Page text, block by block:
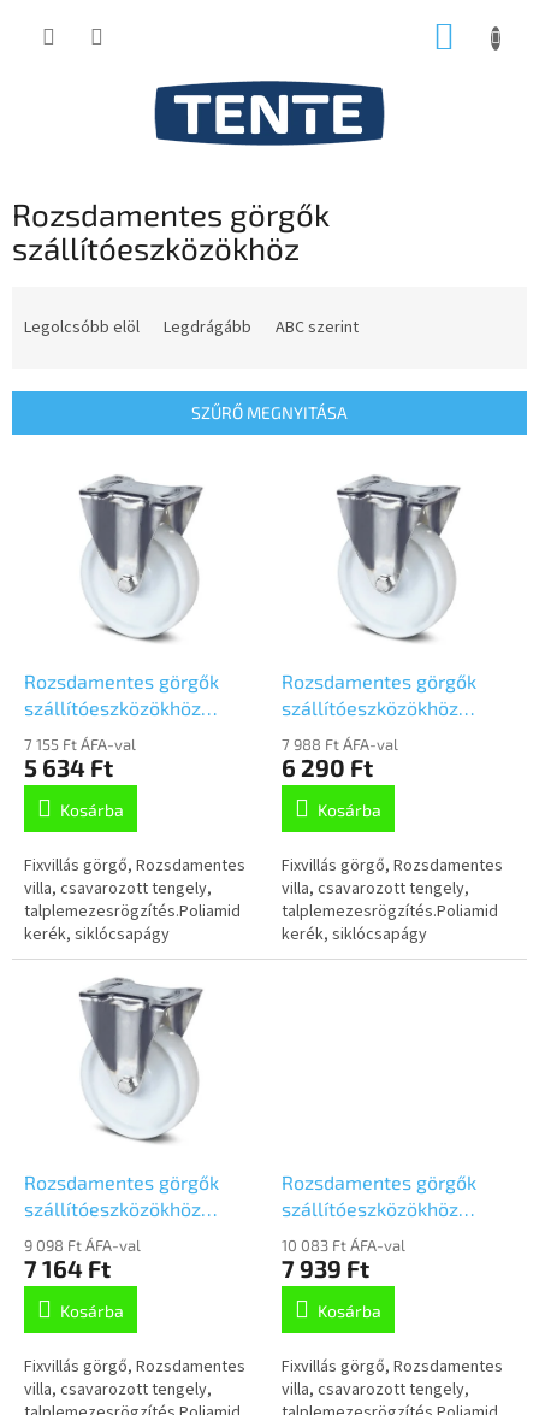
KOSÁR
Rozsdamentes görgők
szállítóeszközökhöz
k
Legolcsóbb elöl Legdrágább ABC szerint
SZŰRŐ MEGNYITÁSA
Rozsdamentes görgők
szállítóeszközökhöz
80mm, fix,Talplemezzel,
8478UOO080P62
7 155 Ft ÁFA-val
5 634 Ft
Kosárba
Fixvillás görgő, Rozsdamentes
villa, csavarozott tengely,
talplemezesrögzítés.Poliamid
kerék, siklócsapágy
Rozsdamentes görgők
szállítóeszközökhöz
100mm, fix,Talplemezzel,
8478UOO100P62
7 988 Ft ÁFA-val
6 290 Ft
Kosárba
Fixvillás görgő, Rozsdamentes
villa, csavarozott tengely,
talplemezesrögzítés.Poliamid
kerék, siklócsapágy
Rozsdamentes görgők
szállítóeszközökhöz
125mm, fix,Talplemezzel,
8478UOO125P62
9 098 Ft ÁFA-val
7 164 Ft
Kosárba
Fixvillás görgő, Rozsdamentes
villa, csavarozott tengely,
Rozsdamentes görgők
szállítóeszközökhöz
100mm, fix,Talplemezzel,
8478UFX100P62 LW46
szürke
10 083 Ft ÁFA-val
7 939 Ft
Kosárba
Fixvillás görgő, Rozsdamentes
villa, csavarozott tengely,